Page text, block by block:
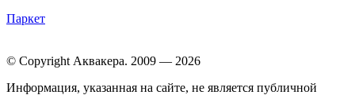
Паркет
© Copyright Аквакера. 2009 — 2026
Информация, указанная на сайте, не является публичной